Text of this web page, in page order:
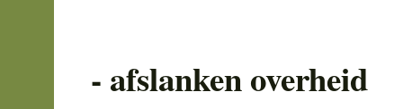
- afslanken overheid